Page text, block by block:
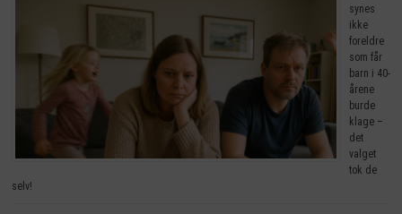
synes
ikke
foreldre
som får
barn i 40-
årene
burde
klage –
det
valget
tok de
selv!